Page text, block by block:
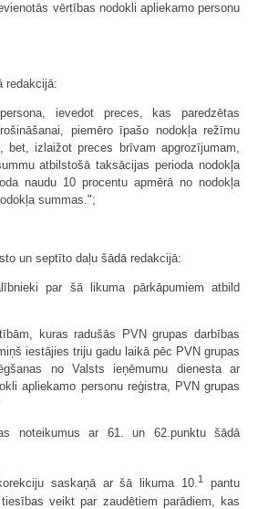
vērtības nodokli apliekamo personu
redakcijā:
ievedot preces, kas paredzētas
piemēro īpašo nodokļa režīmu
bet, izlaižot preces brīvam apgrozījumam,
atbilstošā taksācijas perioda nodokļa
naudu 10 procentu apmērā no nodokļa
summas.";
un septīto daļu šādā redakcijā:
par šā likuma pārkāpumiem atbild
kuras radušās PVN grupas darbības
iestājies triju gadu laikā pēc PVN grupas
no Valsts ieņēmumu dienesta ar
apliekamo personu reģistra, PVN grupas
noteikumus ar 61. un 62.punktu šādā
saskaņā ar šā likuma 10.1
pantu
veikt par zaudētiem parādiem, kas